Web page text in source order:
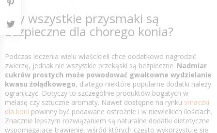
Czy wszystkie przysmaki są
bezpieczne dla chorego konia?
Podczas leczenia wielu właścicieli chce dodatkowo nagrodzić
zwierzę, jednak nie wszystkie przekąski są bezpieczne. Nadmiar
cukrów prostych może powodować gwałtowne wydzielanie
kwasu żołądkowego, dlatego niektóre popularne dodatki należy
ograniczyć. Dotyczy to szczególnie produktów bogatych w
melasę czy sztuczne aromaty. Nawet dostępne na rynku smaczki
dla koni powinny być podawane ostrożnie i w niewielkich ilościach.
Znacznie lepszym rozwiązaniem są naturalne dodatki dietetyczne
wspomagające trawienie, wśród których często wykorzystuje się